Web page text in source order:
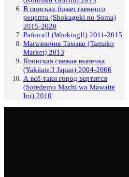
В поисках божественного
рецепта (Shokugeki no Soma)
2015-2020
Работа!! (Working!!) 2011-2015
Магазинчик Тамако (Tamako
Market) 2013
Японская свежая выпечка
(Yakitate!! Japan) 2004-2006
А всё-таки город вертится
(Soredemo Machi wa Mawatte
Iru) 2010